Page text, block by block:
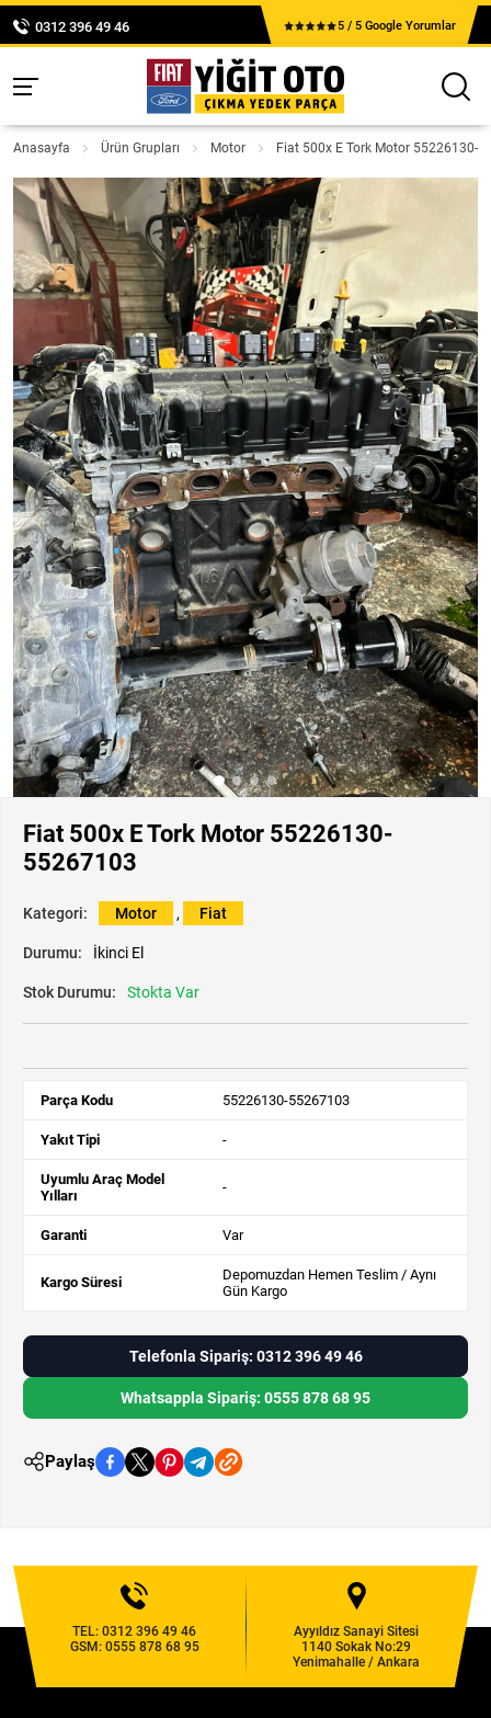
0312 396 49 46 5 / 5 Google Yorumlar
Anasayfa Ürün Grupları Motor Fiat 500x E Tork Motor 55226130-
Fiat 500x E Tork Motor 55226130-
55267103
Kategori: Motor , Fiat
Durumu: İkinci El
Stok Durumu: Stokta Var
Parça Kodu 55226130-55267103
Yakıt Tipi -
Uyumlu Araç Model
Yılları
-
Garanti Var
Kargo Süresi
Depomuzdan Hemen Teslim / Aynı
Gün Kargo
Telefonla Sipariş: 0312 396 49 46
Whatsappla Sipariş: 0555 878 68 95
Paylaş
TEL:0312 396 49 46
GSM: 0555 878 68 95
Ayyıldız Sanayi Sitesi
1140 Sokak No:29
Yenimahalle / Ankara